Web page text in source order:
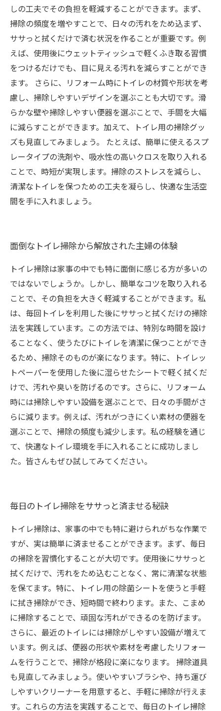
しの工夫でその負担を軽減することができます。まず、
掃除の頻度を増やすことで、日々の汚れをため込まず、
ササっと拭くだけで済む状況を作ることが重要です。例
えば、使用後にウェットティッシュで軽くふき取る習慣
をつけるだけでも、目に見える汚れを減らすことができ
ます。 さらに、リフォーム時にトイレの材質や形状を考
慮し、掃除しやすいデザインを選ぶことも大切です。滑
らかな壁や掃除しやすい便器を選ぶことで、手間を大幅
に減らすことができます。加えて、トイレ用の掃除グッ
ズも見直してみましょう。 たとえば、簡単に使えるスプ
レータイプの洗剤や、吸水性の高いクロスを取り入れる
ことで、時短が実現します。掃除のストレスを減らし、
清潔なトイレを保つための工夫を凝らし、快適な生活空
間を手に入れましょう。
面倒なトイレ掃除から解放された主婦の体験
トイレ掃除は家事の中でも特に面倒に感じる方が多いの
ではないでしょうか。しかし、簡単なコツを取り入れる
ことで、その負担を大きく軽減することができます。私
は、毎回トイレを利用した後にササっと拭くだけの掃除
法を実践しています。この方法では、特別な時間を設け
ることなく、使うたびにトイレを清潔に保つことができ
るため、掃除そのものが楽になります。特に、トイレッ
トペーパーを使用した後に湿らせたシートで軽く拭くだ
けで、汚れや臭いを防げるのです。さらに、リフォーム
時には掃除しやすい設備を選ぶことで、日々の手間がさ
らに減ります。例えば、汚れがつきにくい素材の便器を
選ぶことで、掃除の頻度も減少します。私の経験を通じ
て、快適なトイレ環境を手に入れることに成功しまし
た。皆さんもぜひ試してみてください。
毎日のトイレ掃除をササっと済ませる秘訣
トイレ掃除は、家事の中でも特に避けられがちな作業で
すが、実は簡単に済ませることができます。まず、毎日
の掃除を習慣化することが大切です。使用後にササっと
拭くだけで、汚れをため込むことなく、常に清潔な状態
を保てます。特に、トイレ用の除菌シートを使うと手軽
に拭き掃除ができ、短時間で終わります。また、こまめ
に掃除することで、頑固な汚れができるのを防げます。
さらに、最近のトイレには掃除がしやすい設備が増えて
います。例えば、便器の形状や素材を考慮したリフォー
ムを行うことで、掃除が格段に楽になります。 掃除道具
も見直してみましょう。使いやすいブラシや、持ち運び
しやすいクリーナーを用意すると、手軽に掃除が行えま
す。これらの方法を実践することで、毎日のトイレ掃除